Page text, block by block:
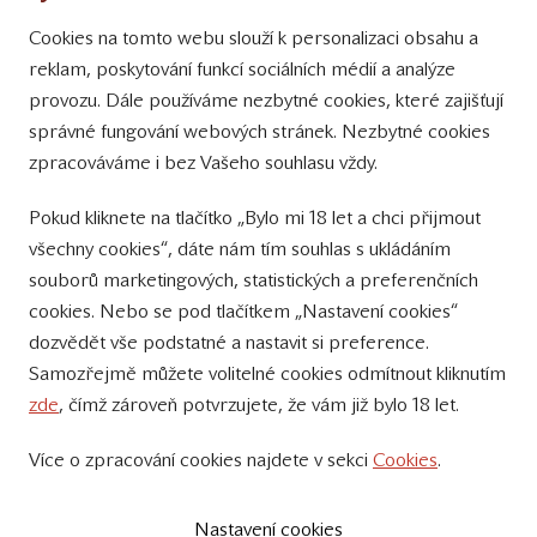
Přinášíme vám týdně
tipy na Facebooku
Sledujte nás
na Instagramu
Sledujte náš
YouTube kanál
Přihlášení k odběru novinek
Vytvořili:SuperKodéři
Cookies na tomto webu slouží k personalizaci obsahu a
reklam, poskytování funkcí sociálních médií a analýze
provozu. Dále používáme nezbytné cookies, které zajišťují
správné fungování webových stránek. Nezbytné cookies
zpracováváme i bez Vašeho souhlasu vždy.
Pokud kliknete na tlačítko „Bylo mi 18 let a chci přijmout
všechny cookies“, dáte nám tím souhlas s ukládáním
souborů marketingových, statistických a preferenčních
cookies. Nebo se pod tlačítkem „Nastavení cookies“
dozvědět vše podstatné a nastavit si preference.
Samozřejmě můžete volitelné cookies odmítnout kliknutím
zde, čímž zároveň potvrzujete, že vám již bylo 18 let.
Více o zpracování cookies najdete v sekci Cookies.
Nastavení cookies